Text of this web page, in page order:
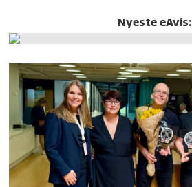
Nyeste eAvis: